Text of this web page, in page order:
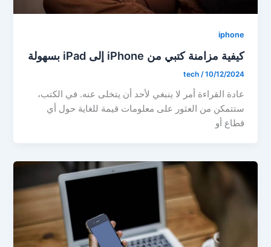
iphone
كيفية مزامنة كتبي من iPhone إلى iPad بسهولة
tech /10/12/2024
عادة القراءة أمر لا ينبغي لأحد أن يتخلى عنه. في الكتب،
ستتمكن من العثور على معلومات قيمة للغاية حول أي
قطاع أو